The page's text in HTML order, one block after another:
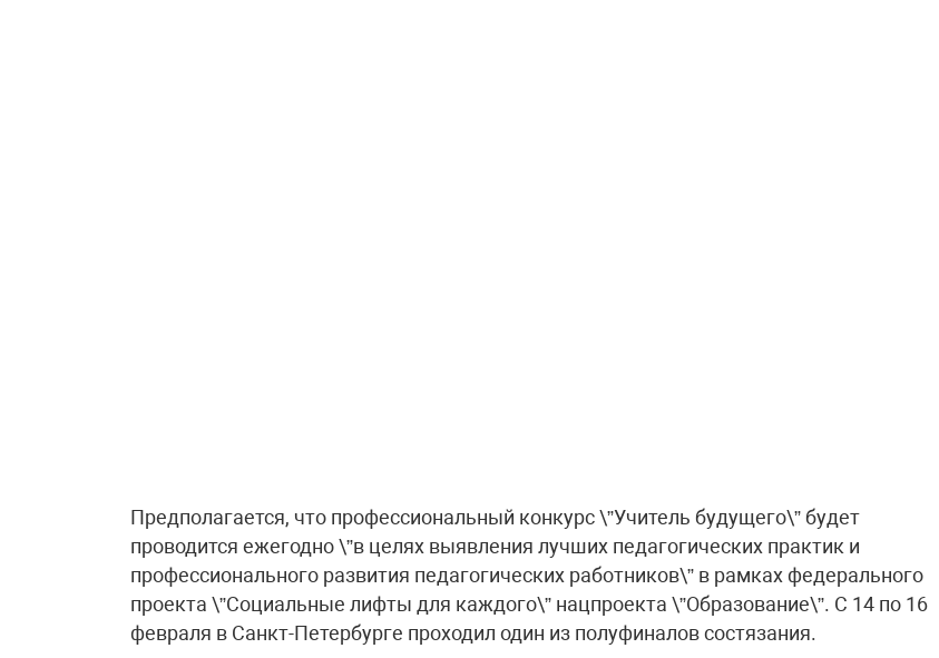
Предполагается, что профессиональный конкурс \”Учитель будущего\” будет
проводится ежегодно \”в целях выявления лучших педагогических практик и
профессионального развития педагогических работников\” в рамках федерального
проекта \”Социальные лифты для каждого\” нацпроекта \”Образование\”. С 14 по 16
февраля в Санкт-Петербурге проходил один из полуфиналов состязания.